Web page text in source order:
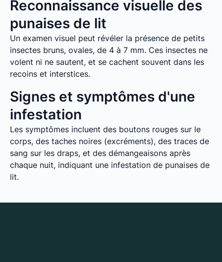
Reconnaissance visuelle des
punaises de lit
Un examen visuel peut révéler la présence de petits
insectes bruns, ovales, de 4 à 7 mm. Ces insectes ne
volent ni ne sautent, et se cachent souvent dans les
recoins et interstices.
Signes et symptômes d'une
infestation
Les symptômes incluent des boutons rouges sur le
corps, des taches noires (excréments), des traces de
sang sur les draps, et des démangeaisons après
chaque nuit, indiquant une infestation de punaises de
lit.